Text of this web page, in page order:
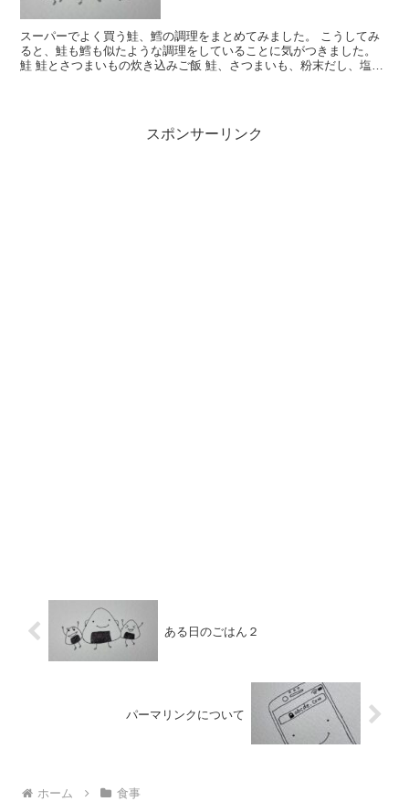
スーパーでよく買う鮭、鱈の調理をまとめてみました。 こうしてみ
ると、鮭も鱈も似たような調理をしていることに気がつきました。
鮭 鮭とさつまいもの炊き込みご飯 鮭、さつまいも、粉末だし、塩、
スポンサーリンク
ある日のごはん２
パーマリンクについて
ホーム 食事